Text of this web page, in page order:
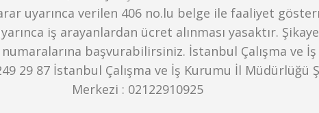
uyarınca verilen 406 no.lu belge ile faaliyet
iş arayanlardan ücret alınması yasaktır.
başvurabilirsiniz. İstanbul Çalışma ve
29 87 İstanbul Çalışma ve İş Kurumu İl Müdürlüğü
Merkezi : 02122910925